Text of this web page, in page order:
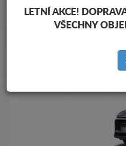
LETNÍ AKCE!
VŠECHNY